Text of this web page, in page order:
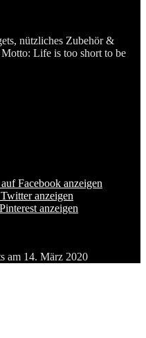
nützliches Zubehör &
Motto: Life is too short to be
Facebook anzeigen
anzeigen
anzeigen
am 14. März 2020